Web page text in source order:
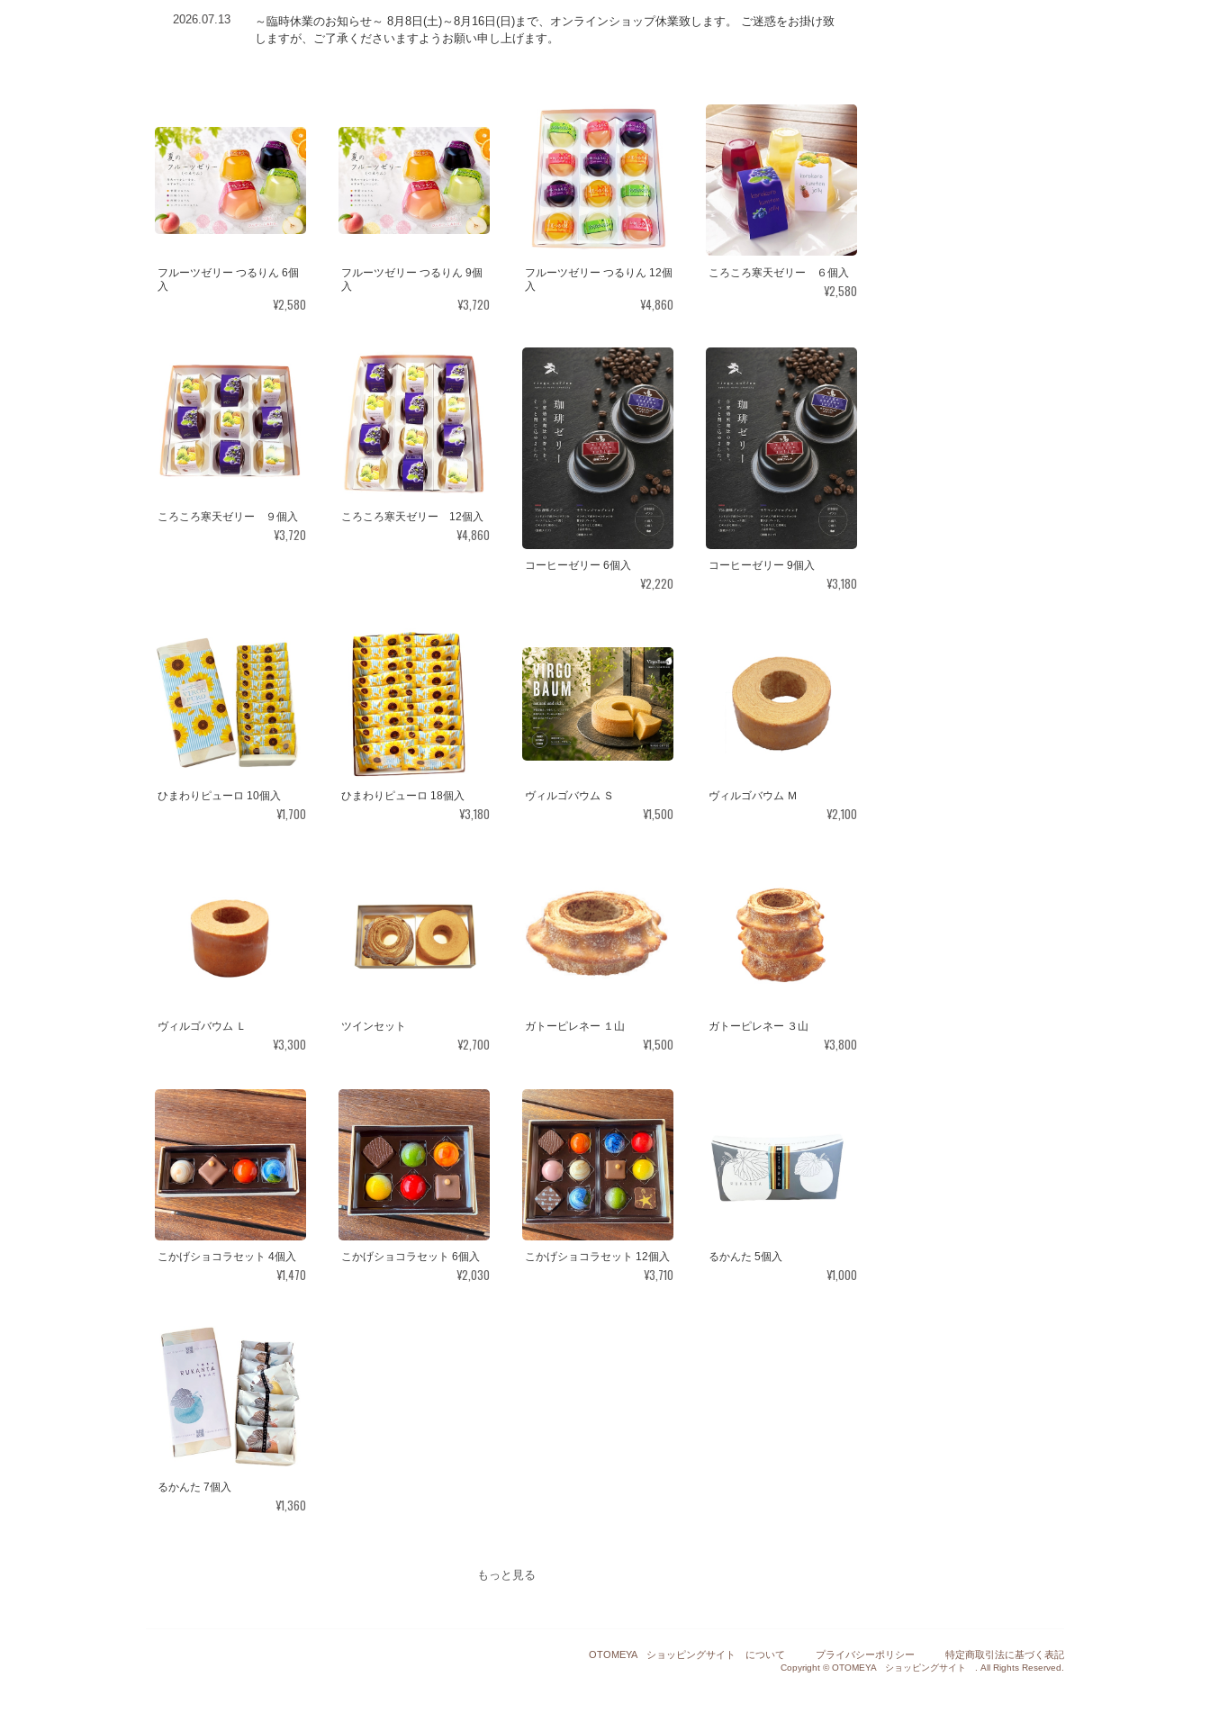
2026.07.13
～臨時休業のお知らせ～ 8月8日(土)～8月16日(日)まで、オンラインショップ休業致します。 ご迷惑をお掛け致
しますが、ご了承くださいますようお願い申し上げます。
フルーツゼリー つるりん 6個
入
¥2,580
フルーツゼリー つるりん 9個
入
¥3,720
フルーツゼリー つるりん 12個
入
¥4,860
ころころ寒天ゼリー ６個入
¥2,580
ころころ寒天ゼリー ９個入
¥3,720
ころころ寒天ゼリー 12個入
¥4,860
コーヒーゼリー 6個入
¥2,220
コーヒーゼリー 9個入
¥3,180
ひまわりピューロ 10個入
¥1,700
ひまわりピューロ 18個入
¥3,180
ヴィルゴバウム Ｓ
¥1,500
ヴィルゴバウム Ｍ
¥2,100
ヴィルゴバウム Ｌ
¥3,300
ツインセット
¥2,700
ガトーピレネー １山
¥1,500
ガトーピレネー ３山
¥3,800
こかげショコラセット 4個入
¥1,470
こかげショコラセット 6個入
¥2,030
こかげショコラセット 12個入
¥3,710
るかんた 5個入
¥1,000
るかんた 7個入
¥1,360
もっと見る
OTOMEYA ショッピングサイト について プライバシーポリシー 特定商取引法に基づく表記
Copyright © OTOMEYA ショッピングサイト . All Rights Reserved.